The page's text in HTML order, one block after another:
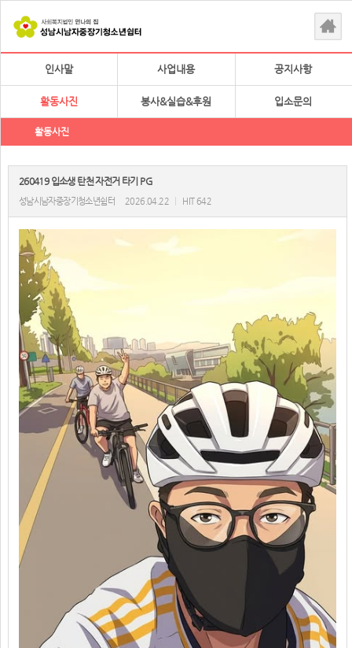
인사말 사업내용 공지사항
활동사진 봉사&실습&후원 입소문의
활동사진
260419 입소생 탄천 자전거 타기 PG
성남시남자중장기청소년쉼터 2026.04.22 HIT 642